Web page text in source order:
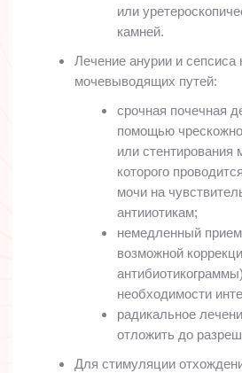
или
камней.
Лечение анурии и сепсиса
мочевыводящих путей:
срочная почечная
помощью
или стентирования
которого
мочи на
антииотикам;
немедленный прием
возможной
необходимости
радикальное
отложить до
Для стимуляции